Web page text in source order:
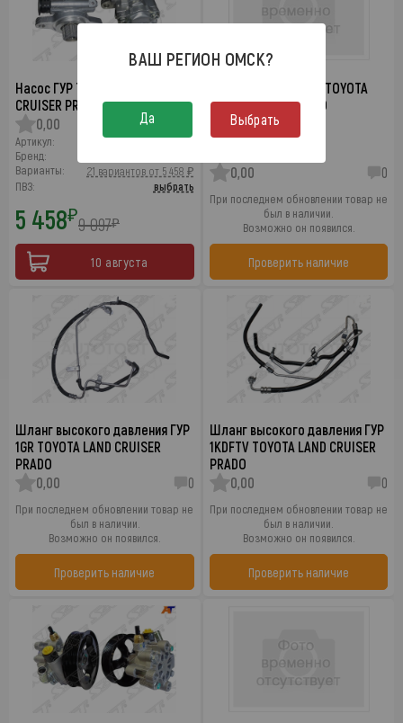
Насос ГУР TOYOTA LAND
CRUISER PRADO
0,00
Артикул:
STVP10
Бренд:
Варианты:
21 вариантов от 5 458 ₽
ПВЗ:
выбрать
5 458₽9 097₽
10 августа
Сальник насоса ГУР TOYOTA
LAND CRUISER PRADO
0,00 0
При последнем обновлении товар не
был в наличии.
Возможно он появился.
Проверить наличие
Шланг высокого давления ГУР
1GR TOYOTA LAND CRUISER
PRADO
0,00
0
При последнем обновлении товар не
был в наличии.
Возможно он появился.
Проверить наличие
Шланг высокого давления ГУР
1KDFTV TOYOTA LAND CRUISER
PRADO
0,00
0
При последнем обновлении товар не
был в наличии.
Возможно он появился.
Проверить наличие
ВАШ РЕГИОН ОМСК?
Да Выбрать